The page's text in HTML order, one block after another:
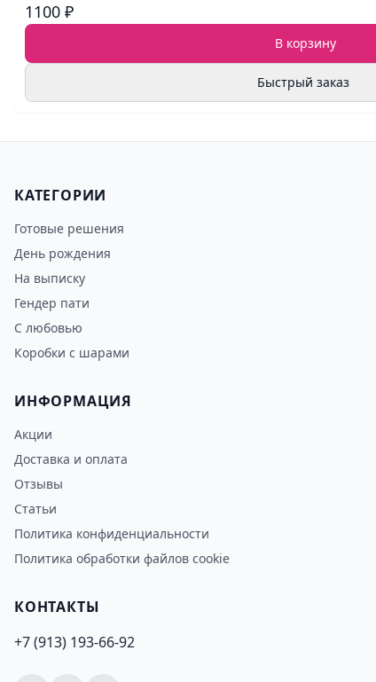
1100 ₽
В корзину
Быстрый заказ
КАТЕГОРИИ
Готовые решения
День рождения
На выписку
Гендер пати
С любовью
Коробки с шарами
ИНФОРМАЦИЯ
Акции
Доставка и оплата
Отзывы
Статьи
Политика конфиденциальности
Политика обработки файлов cookie
КОНТАКТЫ
+7 (913) 193-66-92